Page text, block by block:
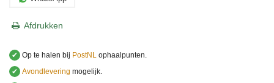
Afdrukken
✔ Op te halen bij PostNL ophaalpunten.
✔ Avondlevering mogelijk.